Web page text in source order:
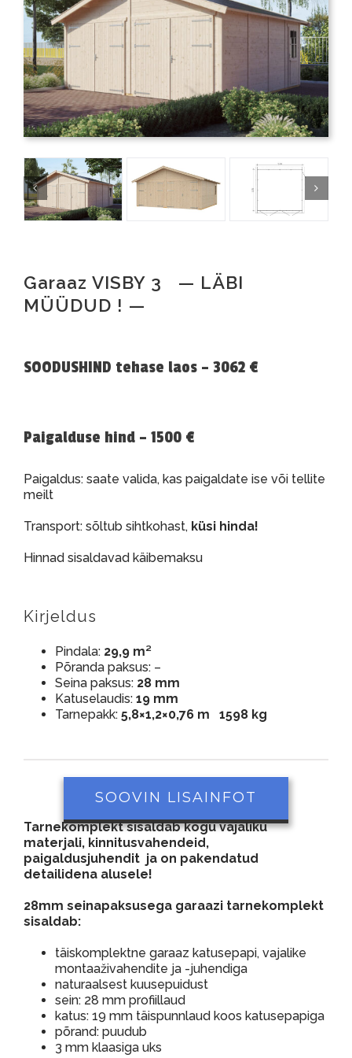
Garaaz VISBY 3 — LÄBI
MÜÜDUD ! —
SOODUSHIND tehase laos – 3062 €
Paigalduse hind – 1500 €
Paigaldus: saate valida, kas paigaldate ise või tellite
meilt
Transport: sõltub sihtkohast, küsi hinda!
Hinnad sisaldavad käibemaksu
Kirjeldus
Pindala: 29,9 m²
Põranda paksus: –
Seina paksus: 28 mm
Katuselaudis: 19 mm
Tarnepakk: 5,8×1,2×0,76 m 1598 kg
SOOVIN LISAINFOT
Tarnekomplekt sisaldab kogu vajaliku
materjali, kinnitusvahendeid,
paigaldusjuhendit ja on pakendatud
detailidena alusele!
28mm seinapaksusega garaazi tarnekomplekt
sisaldab:
täiskomplektne garaaz katusepapi, vajalike
montaaživahendite ja -juhendiga
naturaalsest kuusepuidust
sein: 28 mm profiillaud
katus: 19 mm täispunnlaud koos katusepapiga
põrand: puudub
3 mm klaasiga uks